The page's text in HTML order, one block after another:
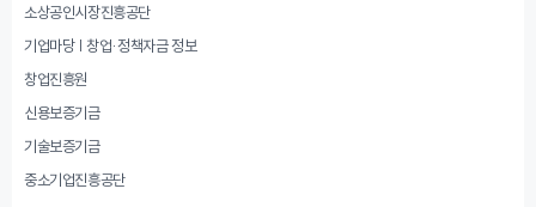
소상공인시장진흥공단
기업마당 | 창업·정책자금 정보
창업진흥원
신용보증기금
기술보증기금
중소기업진흥공단